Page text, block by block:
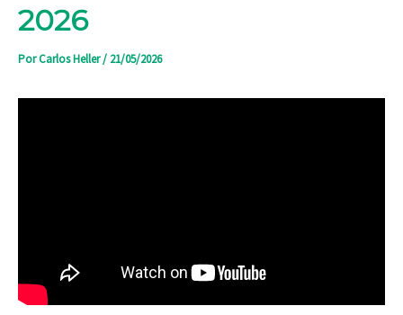
2026
PorCarlos Heller/ 21/05/2026